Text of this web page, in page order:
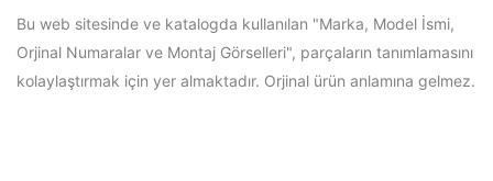
Bu web sitesinde ve katalogda kullanılan "Marka, Model İsmi,
Orjinal Numaralar ve Montaj Görselleri", parçaların tanımlamasını
kolaylaştırmak için yer almaktadır. Orjinal ürün anlamına gelmez.